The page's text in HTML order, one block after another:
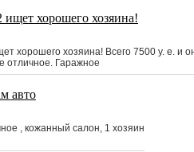
ищет хорошего хозяина!
хорошего хозяина! Всего 7500 у. е. и
отличное. Гаражное
авто
, кожанный салон, 1 хозяин